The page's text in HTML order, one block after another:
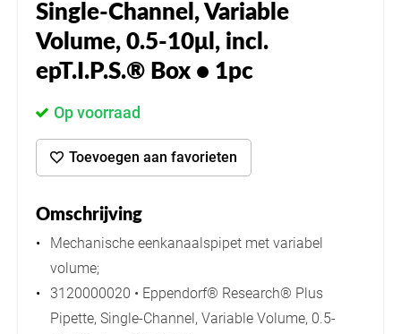
Single-Channel, Variable
Volume, 0.5-10μl, incl.
epT.I.P.S.® Box • 1pc
Op voorraad
Toevoegen aan favorieten
Omschrijving
Mechanische eenkanaalspipet met variabel
volume;
3120000020 • Eppendorf® Research® Plus
Pipette, Single-Channel, Variable Volume, 0.5-